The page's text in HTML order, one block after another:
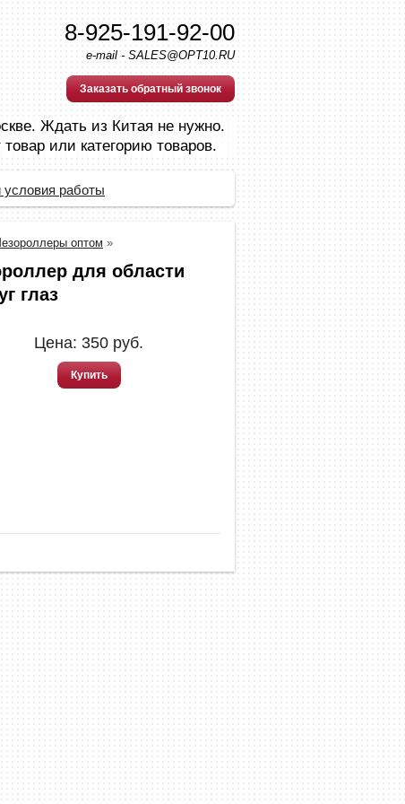
8-925-191-92-00
e-mail - SALES@OPT10.RU
Заказать обратный звонок
Ждать из Китая не нужно.
или категорию товаров.
работы
оптом »
для области
глаз
Цена: 350 руб.
Купить